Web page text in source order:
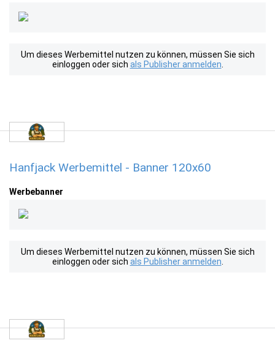
Um dieses Werbemittel nutzen zu können, müssen Sie sich
einloggen oder sich als Publisher anmelden
Hanfjack Werbemittel - Banner 120x60
Werbebanner
Um dieses Werbemittel nutzen zu können, müssen Sie sich
einloggen oder sich als Publisher anmelden